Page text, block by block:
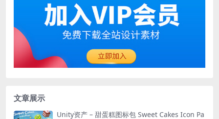
文章展示
Unity资产 – 甜蛋糕图标包 Sweet Cakes Icon Pa